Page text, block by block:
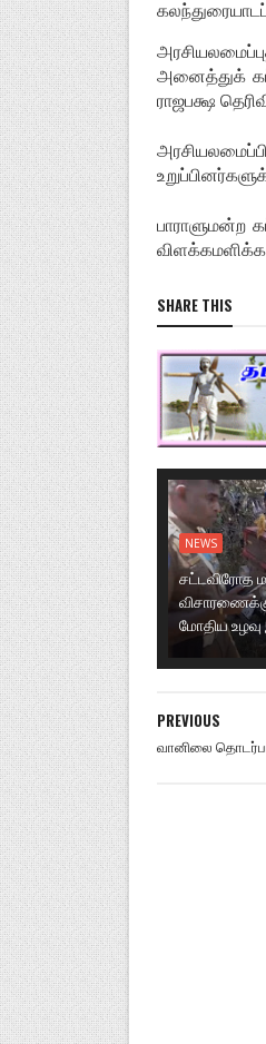
அனைத்துக்
ராஜபக்ஷ
பாராளுமன்ற
SHARE THIS
NEWS
சட்டவிரோத
மோதிய
PREVIOUS
வானிலை